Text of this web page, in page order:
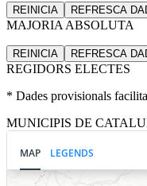
REINICIA REFRESCA
MAJORIA ABSOLUTA
REINICIA REFRESCA
REGIDORS ELECTES
* Dades provisionals
MUNICIPIS DE